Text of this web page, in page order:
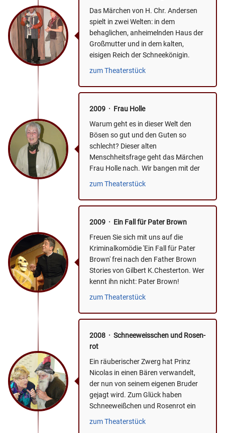
Das Märchen von H. Chr. Andersen
spielt in zwei Welten: in dem
behaglichen, anheimelnden Haus der
Großmutter und in dem kalten,
eisigen Reich der Schneekönigin.
Zentrales Thema ist die
zum Theaterstück
2009 · Frau Holle
Warum geht es in dieser Welt den
Bösen so gut und den Guten so
schlecht? Dieser alten
Menschheitsfrage geht das Märchen
Frau Holle nach. Wir bangen mit der
guten, fleißigen Marie, wenn sie von...
zum Theaterstück
2009 · Ein Fall für Pater Brown
Freuen Sie sich mit uns auf die
Kriminalkomödie 'Ein Fall für Pater
Brown' frei nach den Father Brown
Stories von Gilbert K.Chesterton. Wer
kennt ihn nicht: Pater Brown!
Spätestens nach den...
zum Theaterstück
2008 · Schnee­weiss­chen und Ro­sen­
rot
Ein räuberischer Zwerg hat Prinz
Nicolas in einen Bären verwandelt,
der nun von seinem eigenen Bruder
gejagt wird. Zum Glück haben
Schneeweißchen und Rosenrot ein
Herz für Tiere und gewähren dem...
zum Theaterstück